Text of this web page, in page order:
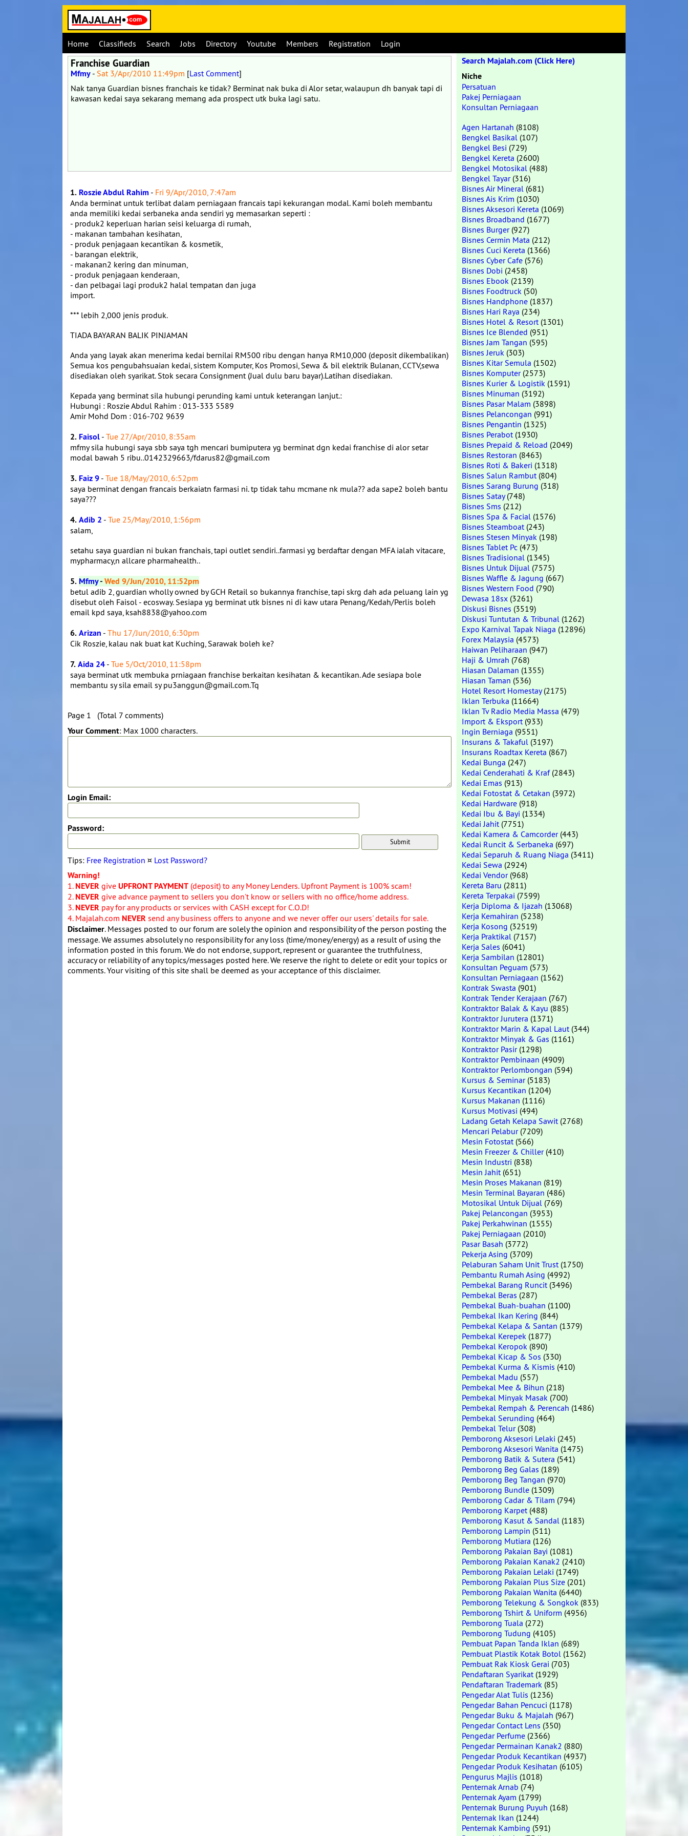
Home Classifieds Search Jobs Directory Youtube Members Registration Login
Franchise Guardian
Mfmy - Sat 3/Apr/2010 11:49pm [Last Comment]
Nak tanya Guardian bisnes franchais ke tidak? Berminat nak buka di Alor setar, walaupun dh banyak tapi di
kawasan kedai saya sekarang memang ada prospect utk buka lagi satu.
1. Roszie Abdul Rahim - Fri 9/Apr/2010, 7:47am
Anda berminat untuk terlibat dalam perniagaan francais tapi kekurangan modal. Kami boleh membantu
anda memiliki kedai serbaneka anda sendiri yg memasarkan seperti :
- produk2 keperluan harian seisi keluarga di rumah,
- makanan tambahan kesihatan,
- produk penjagaan kecantikan & kosmetik,
- barangan elektrik,
- makanan2 kering dan minuman,
- produk penjagaan kenderaan,
- dan pelbagai lagi produk2 halal tempatan dan juga
import.
*** lebih 2,000 jenis produk.
TIADA BAYARAN BALIK PINJAMAN
Anda yang layak akan menerima kedai bernilai RM500 ribu dengan hanya RM10,000 (deposit dikembalikan)
Semua kos pengubahsuaian kedai, sistem Komputer, Kos Promosi, Sewa & bil elektrik Bulanan, CCTV,sewa
disediakan oleh syarikat. Stok secara Consignment (Jual dulu baru bayar).Latihan disediakan.
Kepada yang berminat sila hubungi perunding kami untuk keterangan lanjut.:
Hubungi : Roszie Abdul Rahim : 013-333 5589
Amir Mohd Dom : 016-702 9639
2. Faisol - Tue 27/Apr/2010, 8:35am
mfmy sila hubungi saya sbb saya tgh mencari bumiputera yg berminat dgn kedai franchise di alor setar
modal bawah 5 ribu..0142329663/fdarus82@gmail.com
3. Faiz 9 - Tue 18/May/2010, 6:52pm
saya berminat dengan francais berkaiatn farmasi ni. tp tidak tahu mcmane nk mula?? ada sape2 boleh bantu
saya???
4.Adib 2 - Tue 25/May/2010, 1:56pm
salam,
setahu saya guardian ni bukan franchais, tapi outlet sendiri..farmasi yg berdaftar dengan MFA ialah vitacare,
mypharmacy,n allcare pharmahealth..
5. Mfmy-Wed 9/Jun/2010, 11:52pm
betul adib 2, guardian wholly owned by GCH Retail so bukannya franchise, tapi skrg dah ada peluang lain yg
disebut oleh Faisol - ecosway. Sesiapa yg berminat utk bisnes ni di kaw utara Penang/Kedah/Perlis boleh
email kpd saya, ksah8838@yahoo.com
6.Arizan - Thu 17/Jun/2010, 6:30pm
Cik Roszie, kalau nak buat kat Kuching, Sarawak boleh ke?
7.Aida 24 - Tue 5/Oct/2010, 11:58pm
saya berminat utk membuka prniagaan franchise berkaitan kesihatan & kecantikan. Ade sesiapa bole
membantu sy sila email sy pu3anggun@gmail.com.Tq
Page 1 (Total 7 comments)
Your Comment: Max 1000 characters.
Login Email:
Password:
Tips: Free Registration ¤ Lost Password?
Warning!
1. NEVER give UPFRONT PAYMENT (deposit) to any Money Lenders. Upfront Payment is 100% scam!
2. NEVER give advance payment to sellers you don't know or sellers with no office/home address.
3. NEVER pay for any products or services with CASH except for C.O.D!
4. Majalah.com NEVER send any business offers to anyone and we never offer our users' details for sale.
Disclaimer. Messages posted to our forum are solely the opinion and responsibility of the person posting the
message. We assumes absolutely no responsibility for any loss (time/money/energy) as a result of using the
information posted in this forum. We do not endorse, support, represent or guarantee the truthfulness,
accuracy or reliability of any topics/messages posted here. We reserve the right to delete or edit your topics or
comments. Your visiting of this site shall be deemed as your acceptance of this disclaimer.
Search Majalah.com (Click Here)
Niche
Persatuan
Pakej Perniagaan
Konsultan Perniagaan
Agen Hartanah (8108)
Bengkel Basikal (107)
Bengkel Besi (729)
Bengkel Kereta (2600)
Bengkel Motosikal (488)
Bengkel Tayar(316)
Bisnes Air Mineral (681)
Bisnes Ais Krim (1030)
Bisnes Aksesori Kereta (1069)
Bisnes Broadband (1677)
Bisnes Burger(927)
Bisnes Cermin Mata (212)
Bisnes Cuci Kereta (1366)
Bisnes Cyber Cafe (576)
Bisnes Dobi (2458)
Bisnes Ebook (2139)
Bisnes Foodtruck (50)
Bisnes Handphone (1837)
Bisnes Hari Raya (234)
Bisnes Hotel & Resort(1301)
Bisnes Ice Blended (951)
Bisnes Jam Tangan (595)
Bisnes Jeruk (303)
Bisnes Kitar Semula (1502)
Bisnes Komputer(2573)
Bisnes Kurier & Logistik (1591)
Bisnes Minuman (3192)
Bisnes Pasar Malam (3898)
Bisnes Pelancongan (991)
Bisnes Pengantin (1325)
Bisnes Perabot(1930)
Bisnes Prepaid & Reload (2049)
Bisnes Restoran (8463)
Bisnes Roti & Bakeri (1318)
Bisnes Salun Rambut(804)
Bisnes Sarang Burung (318)
Bisnes Satay(748)
Bisnes Sms (212)
Bisnes Spa & Facial (1576)
Bisnes Steamboat(243)
Bisnes Stesen Minyak (198)
Bisnes Tablet Pc (473)
Bisnes Tradisional (1345)
Bisnes Untuk Dijual (7575)
Bisnes Waffle & Jagung (667)
Bisnes Western Food (790)
Dewasa 18sx (3261)
Diskusi Bisnes (3519)
Diskusi Tuntutan & Tribunal (1262)
Expo Karnival Tapak Niaga (12896)
Forex Malaysia (4573)
Haiwan Peliharaan (947)
Haji & Umrah (768)
Hiasan Dalaman (1355)
Hiasan Taman (536)
Hotel Resort Homestay(2175)
Iklan Terbuka (11664)
Iklan Tv Radio Media Massa (479)
Import & Eksport(933)
Ingin Berniaga (9551)
Insurans & Takaful (3197)
Insurans Roadtax Kereta (867)
Kedai Bunga (247)
Kedai Cenderahati & Kraf(2843)
Kedai Emas (913)
Kedai Fotostat & Cetakan (3972)
Kedai Hardware (918)
Kedai Ibu & Bayi (1334)
Kedai Jahit(7751)
Kedai Kamera & Camcorder(443)
Kedai Runcit & Serbaneka (697)
Kedai Separuh & Ruang Niaga (3411)
Kedai Sewa (2924)
Kedai Vendor(968)
Kereta Baru (2811)
Kereta Terpakai (7599)
Kerja Diploma & Ijazah (13068)
Kerja Kemahiran (5238)
Kerja Kosong (32519)
Kerja Praktikal (7157)
Kerja Sales (6041)
Kerja Sambilan (12801)
Konsultan Peguam (573)
Konsultan Perniagaan (1562)
Kontrak Swasta (901)
Kontrak Tender Kerajaan (767)
Kontraktor Balak & Kayu (885)
Kontraktor Jurutera (1371)
Kontraktor Marin & Kapal Laut(344)
Kontraktor Minyak & Gas (1161)
Kontraktor Pasir(1298)
Kontraktor Pembinaan (4909)
Kontraktor Perlombongan (594)
Kursus & Seminar(5183)
Kursus Kecantikan (1204)
Kursus Makanan (1116)
Kursus Motivasi (494)
Ladang Getah Kelapa Sawit(2768)
Mencari Pelabur(7209)
Mesin Fotostat(566)
Mesin Freezer & Chiller(410)
Mesin Industri (838)
Mesin Jahit(651)
Mesin Proses Makanan (819)
Mesin Terminal Bayaran (486)
Motosikal Untuk Dijual (769)
Pakej Pelancongan (3953)
Pakej Perkahwinan (1555)
Pakej Perniagaan (2010)
Pasar Basah (3772)
Pekerja Asing (3709)
Pelaburan Saham Unit Trust(1750)
Pembantu Rumah Asing (4992)
Pembekal Barang Runcit(3496)
Pembekal Beras (287)
Pembekal Buah-buahan (1100)
Pembekal Ikan Kering (844)
Pembekal Kelapa & Santan (1379)
Pembekal Kerepek (1877)
Pembekal Keropok (890)
Pembekal Kicap & Sos (330)
Pembekal Kurma & Kismis (410)
Pembekal Madu (557)
Pembekal Mee & Bihun (218)
Pembekal Minyak Masak (700)
Pembekal Rempah & Perencah (1486)
Pembekal Serunding (464)
Pembekal Telur(308)
Pemborong Aksesori Lelaki (245)
Pemborong Aksesori Wanita (1475)
Pemborong Batik & Sutera (541)
Pemborong Beg Galas (189)
Pemborong Beg Tangan (970)
Pemborong Bundle (1309)
Pemborong Cadar & Tilam (794)
Pemborong Karpet(488)
Pemborong Kasut & Sandal (1183)
Pemborong Lampin (511)
Pemborong Mutiara (126)
Pemborong Pakaian Bayi (1081)
Pemborong Pakaian Kanak2 (2410)
Pemborong Pakaian Lelaki (1749)
Pemborong Pakaian Plus Size (201)
Pemborong Pakaian Wanita (6440)
Pemborong Telekung & Songkok (833)
Pemborong Tshirt & Uniform (4956)
Pemborong Tuala (272)
Pemborong Tudung (4105)
Pembuat Papan Tanda Iklan (689)
Pembuat Plastik Kotak Botol (1562)
Pembuat Rak Kiosk Gerai (703)
Pendaftaran Syarikat(1929)
Pendaftaran Trademark (85)
Pengedar Alat Tulis (1236)
Pengedar Bahan Pencuci (1178)
Pengedar Buku & Majalah (967)
Pengedar Contact Lens (350)
Pengedar Perfume (2366)
Pengedar Permainan Kanak2 (880)
Pengedar Produk Kecantikan (4937)
Pengedar Produk Kesihatan (6105)
Pengurus Majlis (1018)
Penternak Arnab (74)
Penternak Ayam (1799)
Penternak Burung Puyuh (168)
Penternak Ikan (1244)
Penternak Kambing (591)